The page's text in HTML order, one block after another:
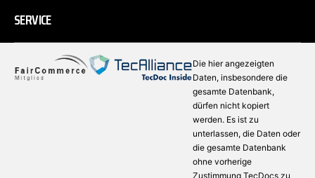
SERVICE
Die hier angezeigten
Daten, insbesondere die
gesamte Datenbank,
dürfen nicht kopiert
werden. Es ist zu
unterlassen, die Daten oder
die gesamte Datenbank
ohne vorherige
Zustimmung TecDocs zu